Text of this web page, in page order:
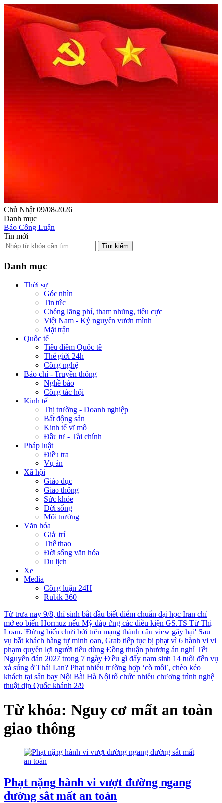
Chủ Nhật 09/08/2026
Danh mục
Báo Công Luận
Tin mới
Tìm kiếm
Danh mục
Thời sự
Góc nhìn
Tin tức
Chống lãng phí, tham nhũng, tiêu cực
Việt Nam - Kỷ nguyên vươn mình
Mặt trận
Quốc tế
Tiêu điểm Quốc tế
Thế giới 24h
Công nghệ
Báo chí - Truyền thông
Nghề báo
Công tác hội
Kinh tế
Thị trường - Doanh nghiệp
Bất động sản
Kinh tế vĩ mô
Đầu tư - Tài chính
Pháp luật
Điều tra
Vụ án
Xã hội
Giáo dục
Giao thông
Sức khỏe
Đời sống
Môi trường
Văn hóa
Giải trí
Thể thao
Đời sống văn hóa
Du lịch
Xe
Media
Công luận 24H
Rubik 360
Từ trưa nay 9/8, thí sinh bắt đầu biết điểm chuẩn đại học Iran chỉ
mở eo biển Hormuz nếu Mỹ đáp ứng các điều kiện GS.TS Từ Thị
Loan: 'Đừng biến chửi bới trên mạng thành câu view gây hại' Sau
vụ bắt khách hàng tự minh oan, Grab tiếp tục bị phạt vì 6 hành vi vi
phạm quyền lợi người tiêu dùng Đồng thuận phương án nghỉ Tết
Nguyên đán 2027 trong 7 ngày Điều gì đẩy nam sinh 14 tuổi đến vụ
xả súng ở Thái Lan? Phạt nhiều trường hợp ‘cò mồi’, chèo kéo
khách tại sân bay Nội Bài Hà Nội tổ chức nhiều chương trình nghệ
thuật dịp Quốc khánh 2/9
Từ khóa: Nguy cơ mất an toàn
giao thông
Phạt nặng hành vi vượt đường ngang
đường sắt mất an toàn